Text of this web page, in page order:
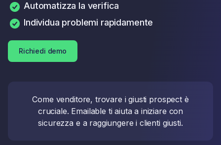
Automatizza la verifica
Individua problemi rapidamente
Richiedi demo
Come venditore, trovare i giusti prospect è
cruciale. Emailable ti aiuta a iniziare con
sicurezza e a raggiungere i clienti giusti.